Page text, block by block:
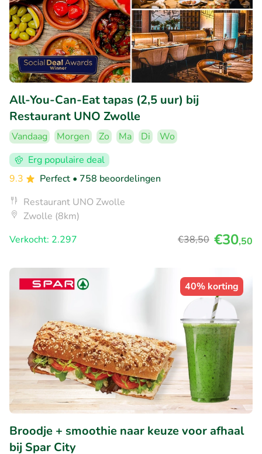
All-You-Can-Eat tapas (2,5 uur) bij
Restaurant UNO Zwolle
Vandaag Morgen Zo Ma Di
Wo
Erg populaire deal
9.3
Perfect • 758 beoordelingen
Restaurant UNO Zwolle
Zwolle (8km)
Verkocht: 2.297
€38,50 €30,50
40% korting
Broodje + smoothie naar keuze voor afhaal
bij Spar City